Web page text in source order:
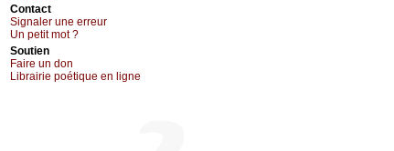
Cоntact
Signaler une errеur
Un pеtit mоt ?
Sоutien
Fаirе un dоn
Librairiе pоétique en lignе